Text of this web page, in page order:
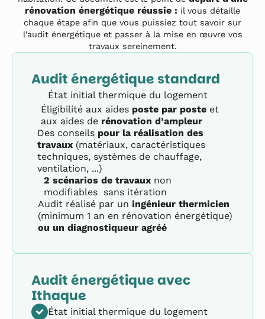
rénovation énergétique réussie : il vous détaille
chaque étape afin que vous puissiez tout savoir sur
l'audit énergétique et passer à la mise en œuvre vos
travaux sereinement.
Audit énergétique standard
État initial thermique du logement
Éligibilité aux aides poste par posteet
aux aides de rénovation d’ampleur
Des conseilspour la réalisation des
travaux(matériaux, caractéristiques
techniques, systèmes de chauffage,
ventilation, ...)
2 scénarios de travaux non
modifiables sans itération
Audit réalisé par un ingénieur thermicien
(minimum 1 an en rénovation énergétique)
ou un diagnostiqueur agréé
Audit énergétique avec
Ithaque
État initial thermique du logement